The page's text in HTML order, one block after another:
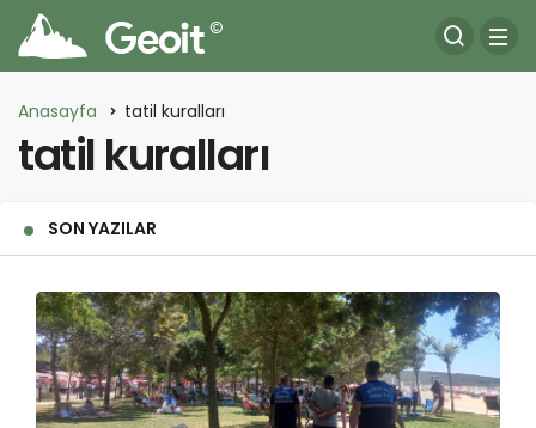
Anasayfa tatil kuralları
tatil kuralları
SON YAZILAR